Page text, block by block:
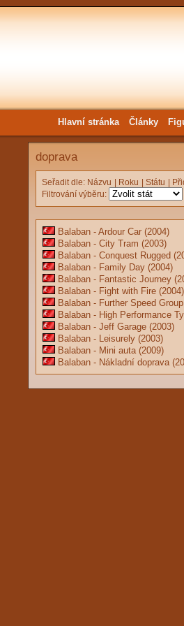
Hlavní stránka Články
doprava
Seřadit dle: Názvu Roku Státu
Filtrování výběru:
Balaban - Ardour Car (2004)
Balaban - City Tram (2003)
Balaban - Conquest Rugged
Balaban - Family Day (2004)
Balaban - Fantastic Journey
Balaban - Fight with Fire (2004)
Balaban - Further Speed Group
Balaban - High Performance
Balaban - Jeff Garage (2003)
Balaban - Leisurely (2003)
Balaban - Mini auta (2009)
Balaban - Nákladní doprava